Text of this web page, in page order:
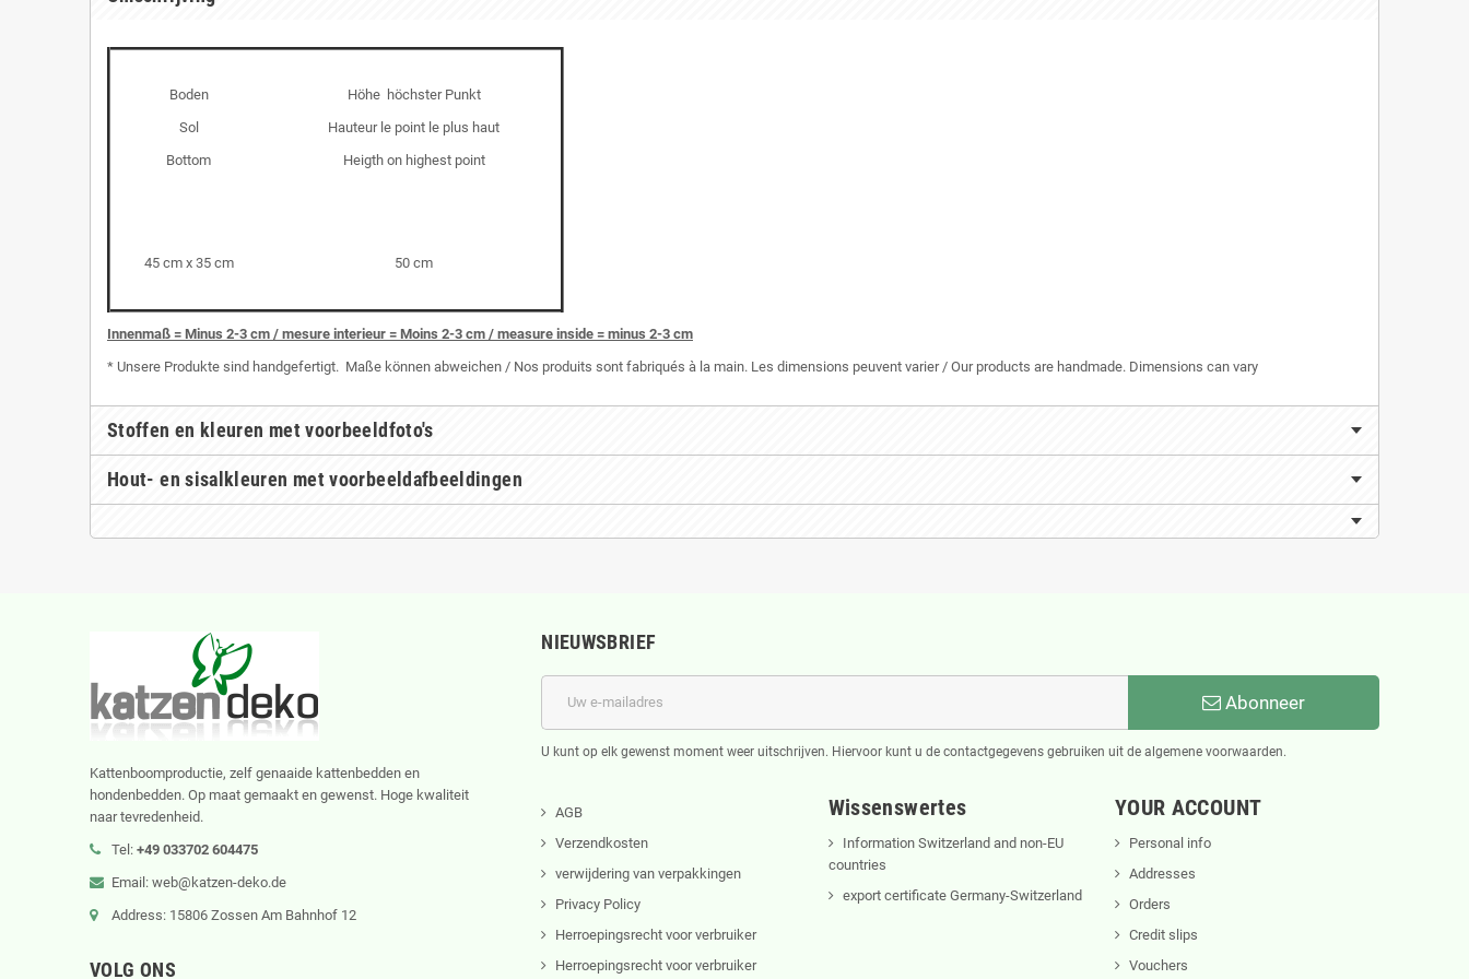
Boden
Sol
Bottom
Höhe höchster Punkt
Hauteur le point le plus haut
Heigth on highest point
45 cm x 35 cm 50 cm
Innenmaß = Minus 2-3 cm / mesure interieur = Moins 2-3 cm / measure inside = minus 2-3 cm
* Unsere Produkte sind handgefertigt. Maße können abweichen / Nos produits sont fabriqués à la main. Les dimensions peuvent varier / Our products are handmade. Dimensions can vary
Stoffen en kleuren met voorbeeldfoto's
Hout- en sisalkleuren met voorbeeldafbeeldingen
Kattenboomproductie, zelf genaaide kattenbedden en
hondenbedden. Op maat gemaakt en gewenst. Hoge kwaliteit
naar tevredenheid.
Tel: +49 033702 604475
Email: web@katzen-deko.de
Address: 15806 Zossen Am Bahnhof 12
VOLG ONS
NIEUWSBRIEF
Abonneer
U kunt op elk gewenst moment weer uitschrijven. Hiervoor kunt u de contactgegevens gebruiken uit de algemene voorwaarden.
AGB
Verzendkosten
verwijdering van verpakkingen
Privacy Policy
Herroepingsrecht voor verbruiker
Herroepingsrecht voor verbruiker
Wissenswertes
Information Switzerland and non-EU
countries
export certificate Germany-Switzerland
YOUR ACCOUNT
Personal info
Addresses
Orders
Credit slips
Vouchers